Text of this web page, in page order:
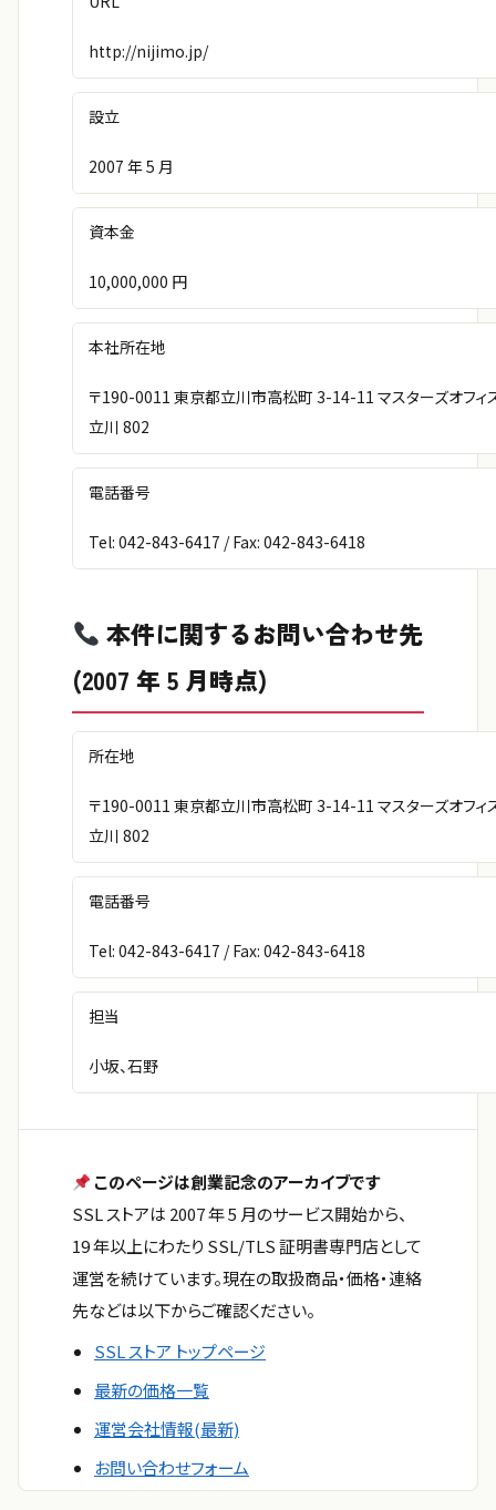
http://nijimo.jp/
設立
2007 年 5 月
資本金
10,000,000 円
本社所在地
〒190-0011 東京都立川市高松町 3-14-11 マスターズオフィ
立川 802
電話番号
Tel: 042-843-6417 / Fax: 042-843-6418
本件に関するお問い合わせ先
(2007 年 5 月時点)
所在地
〒190-0011 東京都立川市高松町 3-14-11 マスターズオフィ
立川 802
電話番号
Tel: 042-843-6417 / Fax: 042-843-6418
担当
小坂、石野
このページは創業記念のアーカイブです
SSL ストアは 2007 年 5 月のサービス開始から、
19 年以上にわたり SSL/TLS 証明書専門店として
運営を続けています。現在の取扱商品・価格・連絡
先などは以下からご確認ください。
SSL ストア トップページ
最新の価格一覧
運営会社情報(最新)
お問い合わせフォーム